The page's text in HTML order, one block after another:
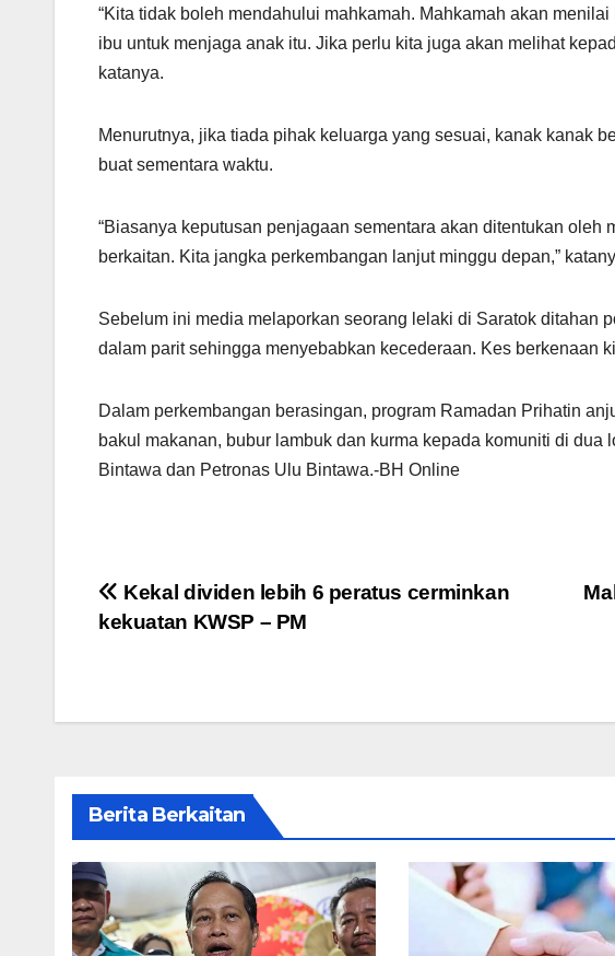
“Kita tidak boleh mendahului mahkamah. Mahkamah akan
ibu untuk menjaga anak itu. Jika perlu kita juga akan melihat
katanya.
Menurutnya, jika tiada pihak keluarga yang sesuai, kanak kanak
buat sementara waktu.
“Biasanya keputusan penjagaan sementara akan ditentukan
berkaitan. Kita jangka perkembangan lanjut minggu depan,”
Sebelum ini media melaporkan seorang lelaki di Saratok ditahan
dalam parit sehingga menyebabkan kecederaan. Kes berkenaan
Dalam perkembangan berasingan, program Ramadan Prihatin
bakul makanan, bubur lambuk dan kurma kepada komuniti di
Bintawa dan Petronas Ulu Bintawa.-BH Online
Post
Kekal dividen lebih 6 peratus cerminkan
kekuatan KWSP – PM
Berita Berkaitan